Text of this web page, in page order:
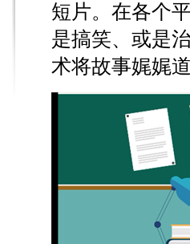
短片。在各个
是搞笑、或是
术将故事娓娓